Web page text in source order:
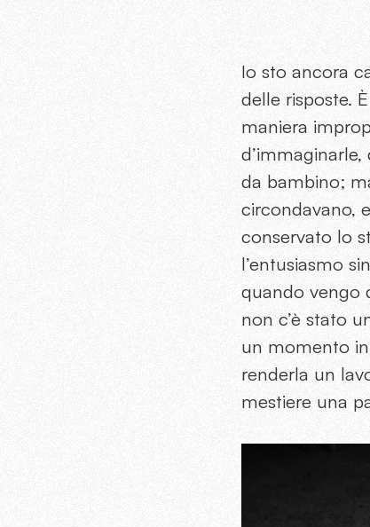
Io sto ancora
delle risposte.
maniera
da bambino;
circondavano,
conservato lo
l’entusiasmo
quando vengo
non c’è stato
un momento
renderla un
mestiere una